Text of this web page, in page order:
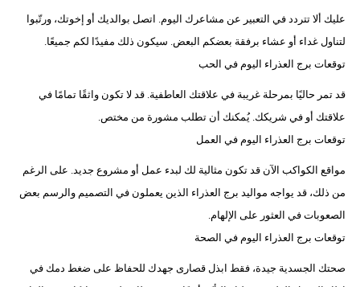
عليك ألا تتردد في التعبير عن مشاعرك اليوم. اتصل بوالديك أو إخوتك، ورتّبوا
لتناول غداء أو عشاء برفقة بعضكم البعض. سيكون ذلك مفيدًا لكم جميعًا.
توقعات برج العذراء اليوم في الحب
قد تمر حاليًا بمرحلة غريبة في علاقتك العاطفية. قد لا تكون واثقًا تمامًا في
علاقتك أو في شريكك. يُمكنك أن تطلب مشورة من مختص.
توقعات برج العذراء اليوم في العمل
مواقع الكواكب الآن قد تكون مثالية لك لبدء عمل أو مشروع جديد. على الرغم
من ذلك، قد يواجه مواليد برج العذراء الذين يعملون في التصميم والرسم بعض
الصعوبات في العثور على الإلهام.
توقعات برج العذراء اليوم في الصحة
صحتك الجسدية جيدة، فقط ابذل قصارى جهدك للحفاظ على ضغط دمك في